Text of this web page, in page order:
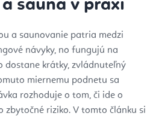
sauna v praxi
a saunovanie patria medzi
návyky, no fungujú na
dostane krátky, zvládnuteľný
miernemu podnetu sa
rozhoduje o tom, či ide o
zbytočné riziko. V tomto článku si